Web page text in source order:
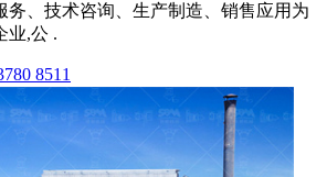
务、技术咨询、生产制造、销售应用为
业,公 .
8511